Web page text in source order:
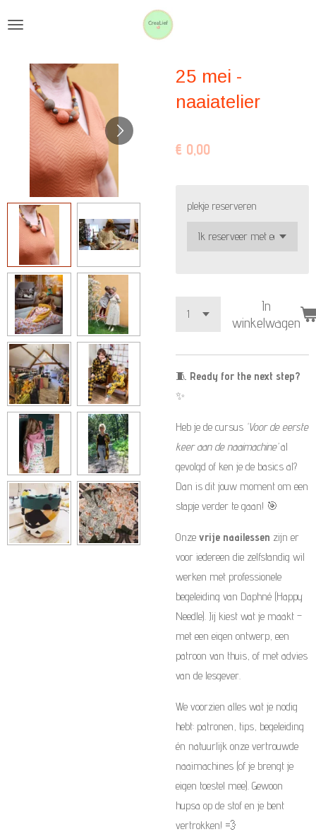
hoofdinhoud
25 mei -
naaiatelier
€ 0,00
plekje reserveren
In
winkelwagen
🧵 Ready for the next step?
✨
Heb je de cursus ‘Voor de eerste
keer aan de naaimachine’al
gevolgd of ken je de basics al?
Dan is dit jouw moment om een
stapje verder te gaan! 🎯
Onze vrije naailessen zijn er
voor iedereen die zelfstandig wil
werken met professionele
begeleiding van Daphné (Happy
Needle). Jij kiest wat je maakt –
met een eigen ontwerp, een
patroon van thuis, of met advies
van de lesgever.
We voorzien alles wat je nodig
hebt: patronen, tips, begeleiding
én natuurlijk onze vertrouwde
naaimachines (of je brengt je
eigen toestel mee). Gewoon
hupsa op de stof en je bent
vertrokken! 💨